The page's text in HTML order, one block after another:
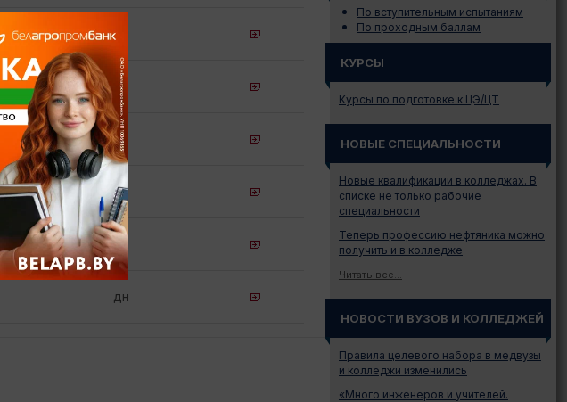
дн
дн
дн
дн
дн
дн
По вступительным испытаниям
По проходным баллам
КУРСЫ
Курсы по подготовке к ЦЭ/ЦТ
НОВЫЕ СПЕЦИАЛЬНОСТИ
Новые квалификации в колледжах. В
списке не только рабочие
специальности
Теперь профессию нефтяника можно
получить и в колледже
Читать все...
НОВОСТИ ВУЗОВ И КОЛЛЕДЖЕЙ
Правила целевого набора в медвузы
и колледжи изменились
«Много инженеров и учителей.